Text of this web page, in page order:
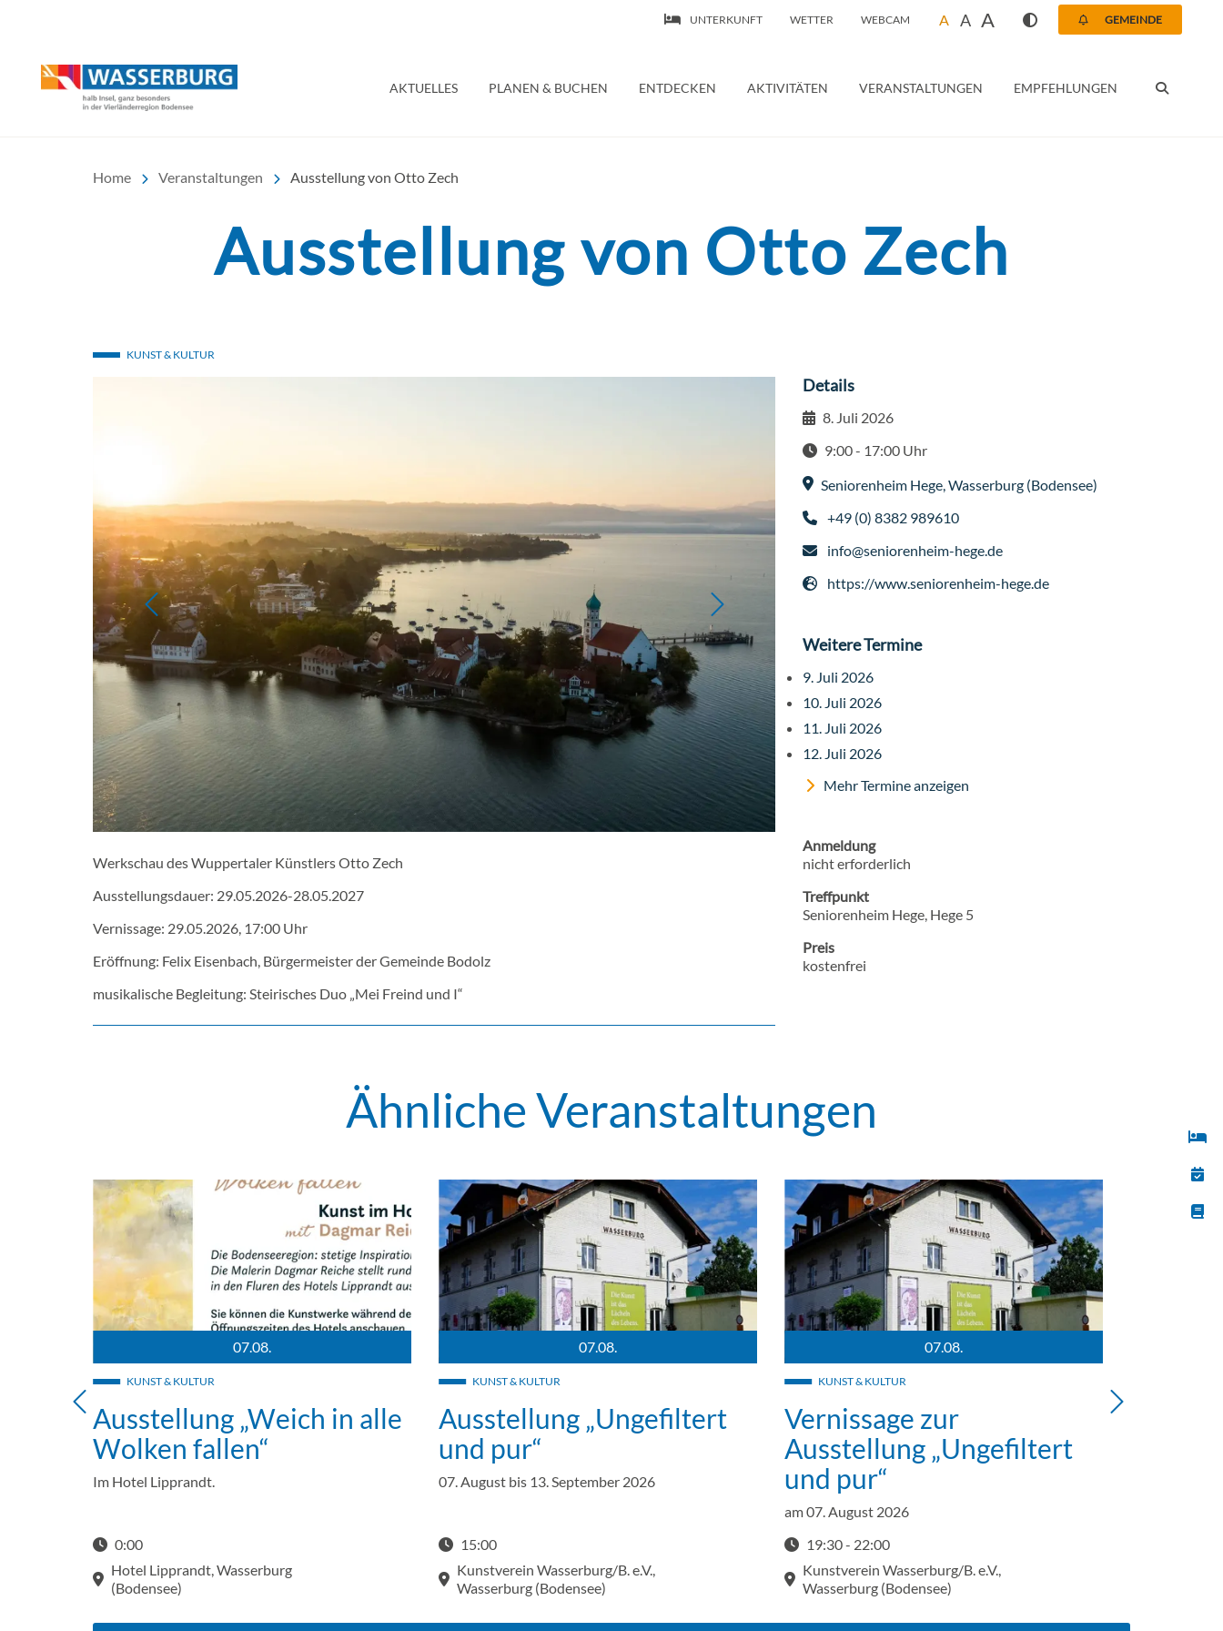
UNTERKUNFT WETTER WEBCAM A A A GEMEINDE
AKTUELLES PLANEN & BUCHEN ENTDECKEN AKTIVITÄTEN VERANSTALTUNGEN EMPFEHLUNGEN
Home Veranstaltungen Ausstellung von Otto Zech
Ausstellung von Otto Zech
KUNST & KULTUR
Werkschau des Wuppertaler Künstlers Otto Zech
Ausstellungsdauer: 29.05.2026-28.05.2027
Vernissage: 29.05.2026, 17:00 Uhr
Eröffnung: Felix Eisenbach, Bürgermeister der Gemeinde Bodolz
musikalische Begleitung: Steirisches Duo „Mei Freind und I“
Details
Datum8. Juli 2026
Zeit9:00 - 17:00 Uhr
Veranstaltungsort
Seniorenheim Hege,Wasserburg (Bodensee)
Telefon+49 (0) 8382 989610
E-Mailinfo@seniorenheim-hege.de
Webseite
https://www.seniorenheim-hege.de
Weitere Termine
9. Juli 2026
10. Juli 2026
11. Juli 2026
12. Juli 2026
Mehr Termine anzeigen
Anmeldung
nicht erforderlich
Treffpunkt
Seniorenheim Hege, Hege 5
Preis
kostenfrei
Ähnliche Veranstaltungen
07.08.
KUNST & KULTUR
Ausstellung „Weich in alle
Wolken fallen“
Im Hotel Lipprandt.
0:00
Hotel Lipprandt, Wasserburg
(Bodensee)
07.08.
KUNST & KULTUR
Ausstellung „Ungefiltert
und pur“
07. August bis 13. September 2026
15:00
Kunstverein Wasserburg/B. e.V.,
Wasserburg (Bodensee)
07.08.
KUNST & KULTUR
Vernissage zur
Ausstellung „Ungefiltert
und pur“
am 07. August 2026
19:30 - 22:00
Startzeit: 19:30
Kunstverein Wasserburg/B. e.V.,
Wasserburg (Bodensee)